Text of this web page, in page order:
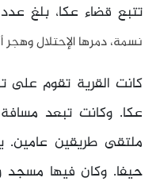
تتبع قضاء عكا، بلغ
نسمة، دمرها الإحتلال وهجر
كانت القرية تقوم
عكا. وكانت تبعد
ملتقى طريقين عامين.
حيفا. وكان فيها مسجد